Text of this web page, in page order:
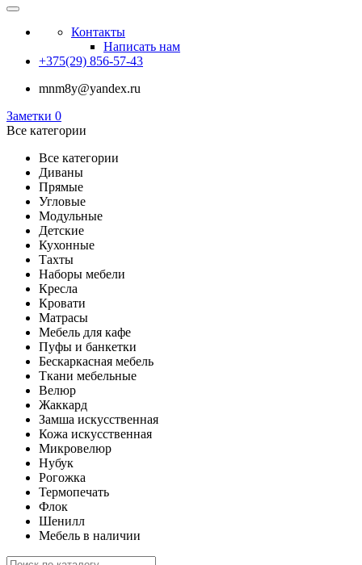
Контакты
Написать нам
+375(29) 856-57-43
mnm8y@yandex.ru
Заметки 0
Все категории
Все категории
Диваны
Прямые
Угловые
Модульные
Детские
Кухонные
Тахты
Наборы мебели
Кресла
Кровати
Матрасы
Мебель для кафе
Пуфы и банкетки
Бескаркасная мебель
Ткани мебельные
Велюр
Жаккард
Замша искусственная
Кожа искусственная
Микровелюр
Нубук
Рогожка
Термопечать
Флок
Шенилл
Мебель в наличии